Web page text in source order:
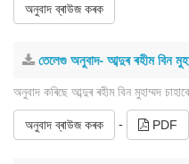
অনুবাদ ব্ৰাউজ কৰক
তেলেগু অনুবাদ- আব্দুৰ ৰহীম বিন
অনুবাদ কৰিছে আব্দুৰ ৰহীম বিন মুহাম্মদ
অনুবাদ ব্ৰাউজ কৰক - PDF